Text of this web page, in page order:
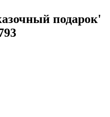
подарок'